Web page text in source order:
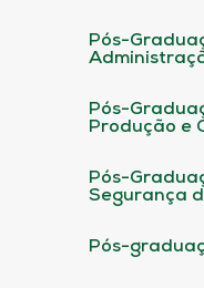
Pós-
Pós-
Produção e
Pós-
Segurança
Pós-